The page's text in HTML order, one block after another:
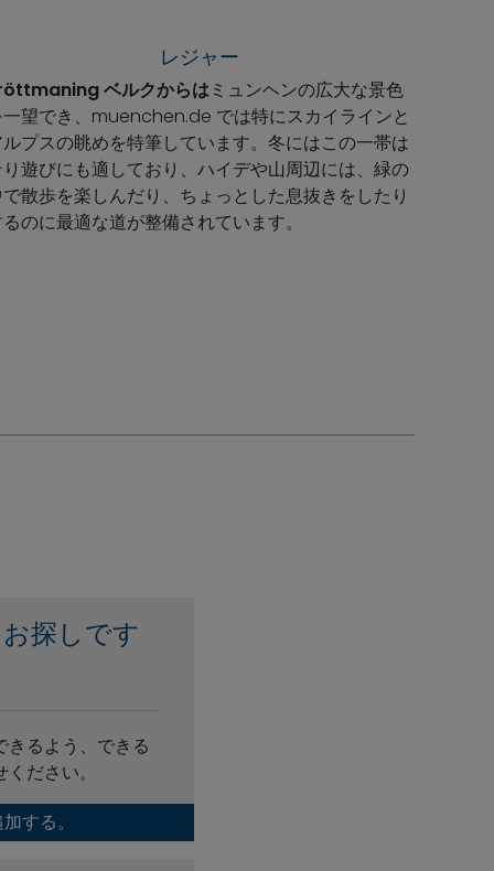
レジャー
ベルクからはミュンヘンの広大な景色
望でき、muenchen.de では特にスカイラインと
プスの眺めを特筆しています。冬にはこの一帯は
遊びにも適しており、ハイデや山周辺には、緑の
散歩を楽しんだり、ちょっとした息抜きをしたり
のに最適な道が整備されています。
探しです
きるよう、できる
ださい。
する。